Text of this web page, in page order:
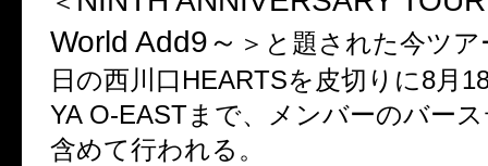
World Add9～ ＞と題された今ツ
日の西川口HEARTSを皮切りに8月
YA O-EASTまで、メンバーのバー
含めて行われる。